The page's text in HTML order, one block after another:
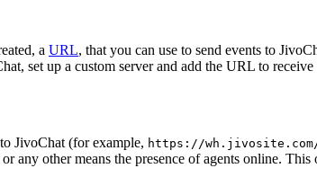
a URL, that you can use to send events to
set up a custom server and add the URL to
JivoChat (for example, https://
or any other means the presence of agents online.